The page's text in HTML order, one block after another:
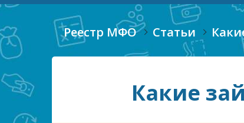
Реестр МФО Статьи
Какие